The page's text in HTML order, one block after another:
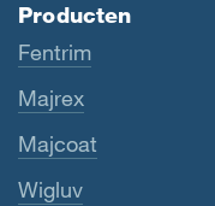
Producten
Fentrim
Majrex
Majcoat
Wigluv